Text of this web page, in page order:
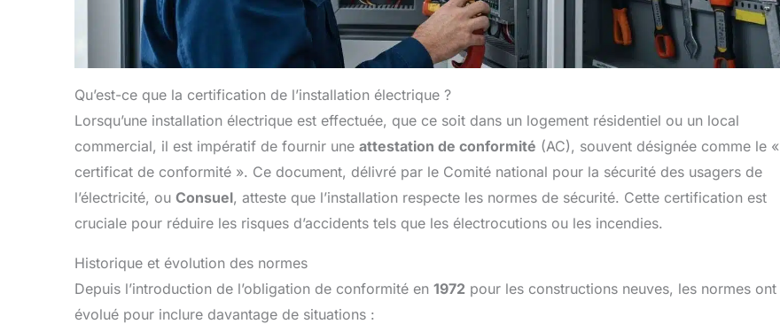
Qu’est-ce que la certification de l’installation électrique ?
Lorsqu’une installation électrique est effectuée, que ce soit dans un logement résidentiel ou un local
commercial, il est impératif de fournir une attestation de conformité (AC), souvent désignée comme le «
certificat de conformité ». Ce document, délivré par le Comité national pour la sécurité des usagers de
l’électricité, ou Consuel, atteste que l’installation respecte les normes de sécurité. Cette certification est
cruciale pour réduire les risques d’accidents tels que les électrocutions ou les incendies.
Historique et évolution des normes
Depuis l’introduction de l’obligation de conformité en 1972 pour les constructions neuves, les normes ont
évolué pour inclure davantage de situations :